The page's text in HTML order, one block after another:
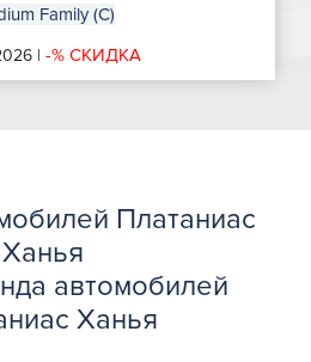
Family (C)
| -% СКИДКА
Платаниас
Ханья
автомобилей
Ханья